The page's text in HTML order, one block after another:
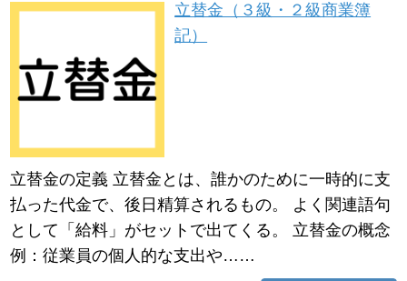
立替金（３級・２級商業簿
記）
立替金の定義 立替金とは、誰かのために一時的に支
払った代金で、後日精算されるもの。 よく関連語句
として「給料」がセットで出てくる。 立替金の概念
例：従業員の個人的な支出や……